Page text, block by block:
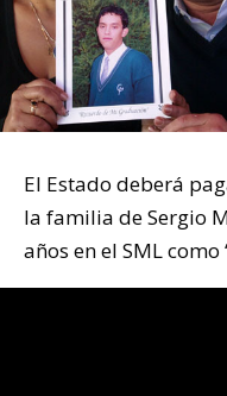
El Estado deberá
la familia de Sergio
años en el SML como